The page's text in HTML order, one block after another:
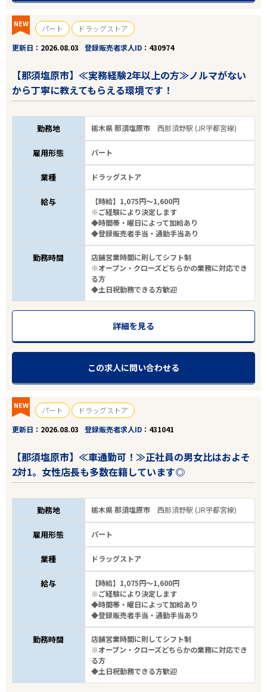
NEW パート
ドラッグストア
更新日
2026.08.03 登録販売者求人ID 430974
【那須塩原市】≪実務経験2年以上の方≫ノルマがない
から丁寧に教えてもらえる環境です！
勤務地 栃木県 那須塩原市西那須野駅 (JR宇都宮線)
雇用形態 パート
業種 ドラッグストア
給与
【時給】1,075円～1,600円
※ご経験により決定します
◆時間帯・曜日によって加給あり
◆登録販売者手当・通勤手当あり
勤務時間
店舗営業時間に則してシフト制
※オープン・クローズどちらかの業務に対応でき
る方
◆土日祝勤務できる方歓迎
詳細を見る
この求人に問い合わせる
NEW パート
ドラッグストア
更新日
2026.08.03 登録販売者求人ID 431041
【那須塩原市】≪車通勤可！≫正社員の男女比はおよそ
2対1。女性店長も多数在籍しています◎
勤務地 栃木県 那須塩原市西那須野駅 (JR宇都宮線)
雇用形態 パート
業種 ドラッグストア
給与
【時給】1,075円～1,600円
※ご経験により決定します
◆時間帯・曜日によって加給あり
◆登録販売者手当・通勤手当あり
勤務時間
店舗営業時間に則してシフト制
※オープン・クローズどちらかの業務に対応でき
る方
◆土日祝勤務できる方歓迎